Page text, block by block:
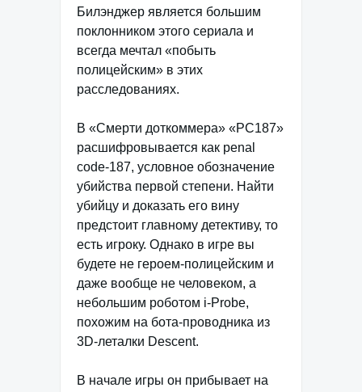
Билэнджер является большим
поклонником этого сериала и
всегда мечтал «побыть
полицейским» в этих
расследованиях.
В «Смерти доткоммера» «PC187»
расшифровывается как penal
code-187, условное обозначение
убийства первой степени. Найти
убийцу и доказать его вину
предстоит главному детективу, то
есть игроку. Однако в игре вы
будете не героем-полицейским и
даже вообще не человеком, а
небольшим роботом i-Probe,
похожим на бота-проводника из
3D-леталки Descent.
В начале игры он прибывает на